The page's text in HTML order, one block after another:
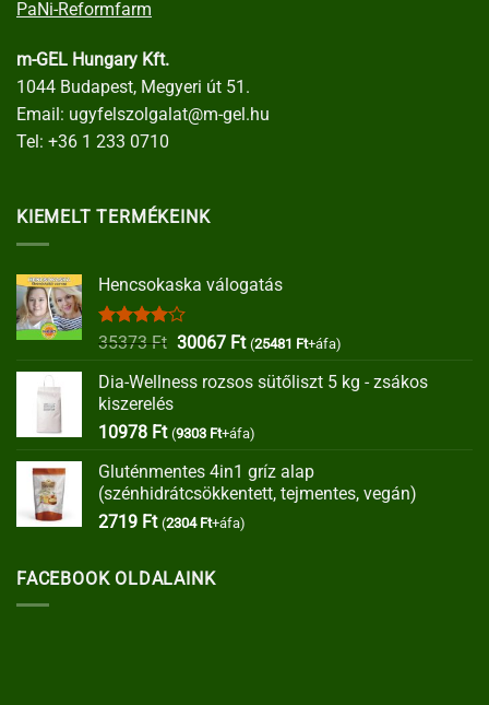
PaNi-Reformfarm
m-GEL Hungary Kft.
1044 Budapest, Megyeri út 51.
Email: ugyfelszolgalat@m-gel.hu
Tel: +36 1 233 0710
KIEMELT TERMÉKEINK
Hencsokaska válogatás
Értékelés:
35373Ft Original
was:
30067 FtCurrent
is:
(25481 Ft+áfa)
Dia-Wellness rozsos sütőliszt 5 kg - zsákos
kiszerelés
10978 Ft (9303 Ft+áfa)
Gluténmentes 4in1 gríz alap
(szénhidrátcsökkentett, tejmentes, vegán)
2719 Ft (2304 Ft+áfa)
FACEBOOK OLDALAINK